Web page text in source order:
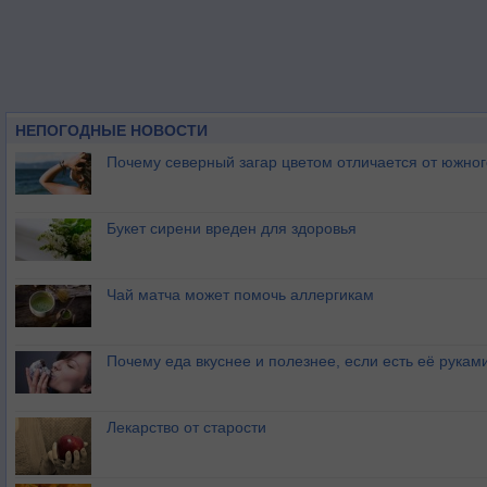
НЕПОГОДНЫЕ НОВОСТИ
Почему северный загар цветом отличается от
Букет сирени вреден для здоровья
Чай матча может помочь аллергикам
Почему еда вкуснее и полезнее, если есть её
Лекарство от старости